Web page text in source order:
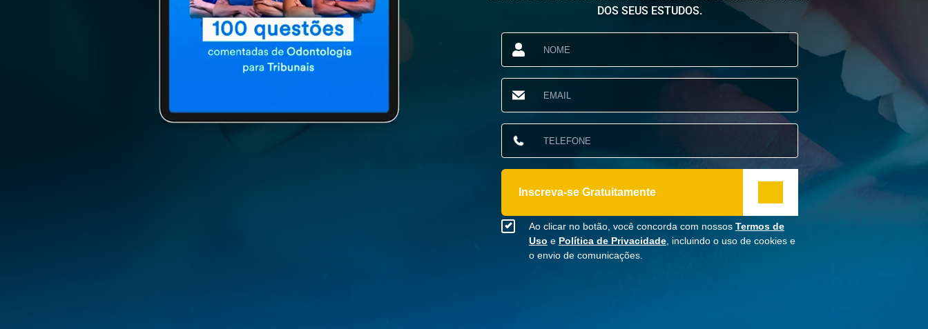
DOS SEUS ESTUDOS.
Inscreva-se Gratuitamente
Ao clicar no botão, você concorda com nossos Termos de
Uso e Política de Privacidade, incluindo o uso de cookies e
o envio de comunicações.